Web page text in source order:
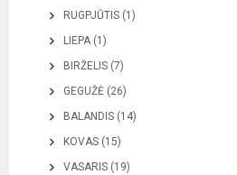
RUGPJŪTIS (1)
LIEPA (1)
BIRŽELIS (7)
GEGUŽĖ (26)
BALANDIS (14)
KOVAS (15)
VASARIS (19)